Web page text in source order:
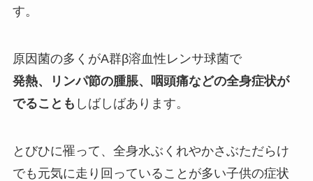
す。
原因菌の多くがA群β溶血性レンサ球菌で
発熱、リンパ節の腫脹、咽頭痛などの全身症状が
でることも しばしばあります。
とびひに罹って、全身水ぶくれやかさぶただらけ
でも元気に走り回っていることが多い子供の症状